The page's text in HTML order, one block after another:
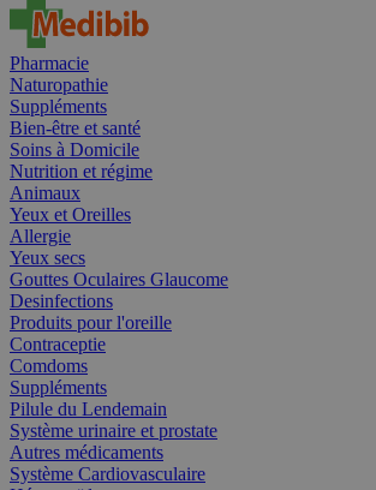
Pharmacie
Naturopathie
Suppléments
Bien-être et santé
Soins à Domicile
Nutrition et régime
Animaux
Yeux et Oreilles
Allergie
Yeux secs
Gouttes Oculaires Glaucome
Desinfections
Produits pour l'oreille
Contraceptie
Comdoms
Suppléments
Pilule du Lendemain
Système urinaire et prostate
Autres médicaments
Système Cardiovasculaire